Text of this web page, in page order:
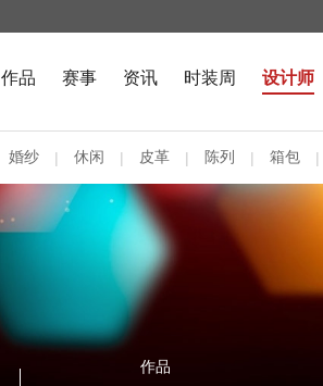
作品 赛事 资讯 时装周 设计师
婚纱 | 休闲 | 皮革 | 陈列 | 箱包 |
作品